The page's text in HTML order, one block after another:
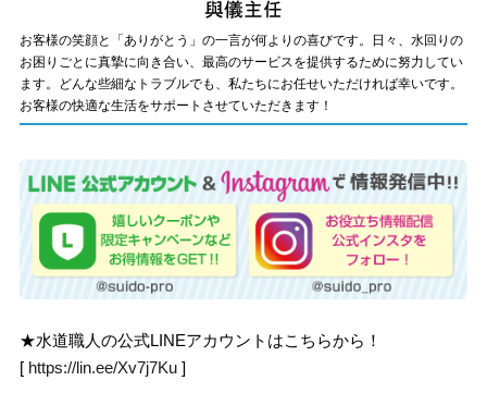
お客様の笑顔と「ありがとう」の一言が何よりの喜びです。日々、水回りの
お困りごとに真摯に向き合い、最高のサービスを提供するために努力してい
ます。どんな些細なトラブルでも、私たちにお任せいただければ幸いです。
お客様の快適な生活をサポートさせていただきます！
★水道職人の公式LINEアカウントはこちらから！
[ https://lin.ee/Xv7j7Ku ]